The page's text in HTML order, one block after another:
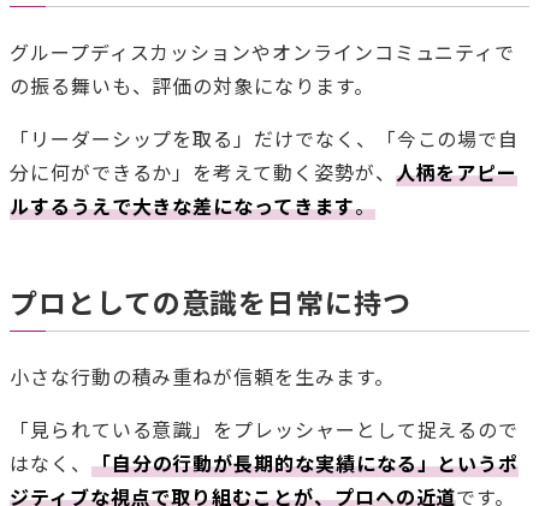
グループディスカッションやオンラインコミュニティで
の振る舞いも、評価の対象になります。
「リーダーシップを取る」だけでなく、「今この場で自
分に何ができるか」を考えて動く姿勢が、 人柄をアピー
ルするうえで大きな差になってきます。
プロとしての意識を日常に持つ
小さな行動の積み重ねが信頼を生みます。
「見られている意識」をプレッシャーとして捉えるので
はなく、 「自分の行動が長期的な実績になる」というポ
ジティブな視点で取り組むことが、プロへの近道です。